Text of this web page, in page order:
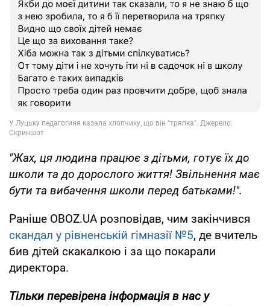
"Жах, ця людина працює з дітьми, готує їх до
школи та до дорослого життя! Звільнення має
бути та вибачення школи перед батьками!".
Раніше OBOZ.UA розповідав, чим закінчився
скандал у рівненській гімназії №5, де вчитель
бив дітей скакалкою і за що покарали
директора.
Тільки перевірена інформація в нас у